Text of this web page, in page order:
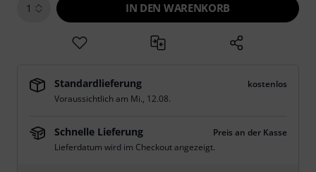
1 IN DEN WARENKORB
Standardlieferung
kostenlos
Voraussichtlich am Mi., 12.08.
Schnelle Lieferung
Preis an der Kasse
Lieferdatum wird im Checkout angezeigt.